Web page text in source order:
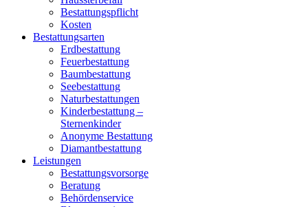
Bestattungspflicht
Kosten
Bestattungsarten
Erdbestattung
Feuerbestattung
Baumbestattung
Seebestattung
Naturbestattungen
Kinderbestattung –
Sternenkinder
Anonyme Bestattung
Diamantbestattung
Leistungen
Bestattungsvorsorge
Beratung
Behördenservice